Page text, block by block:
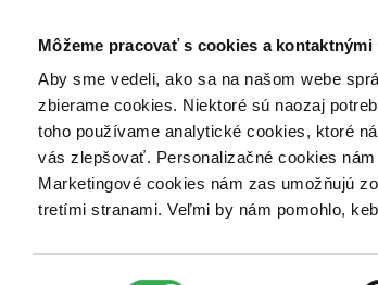
Môžeme pracovať s cookies a kontaktnými
Aby sme vedeli, ako sa na našom webe
zbierame cookies. Niektoré sú naozaj
toho používame analytické cookies, ktoré
vás zlepšovať. Personalizačné cookies
Marketingové cookies nám zas umožňujú
tretími stranami. Veľmi by nám pomohlo,
Poukážky Kontakt